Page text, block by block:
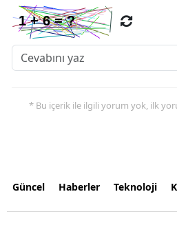
* Bu içerik ile ilgili yorum yok, ilk
Güncel Haberler Teknoloji